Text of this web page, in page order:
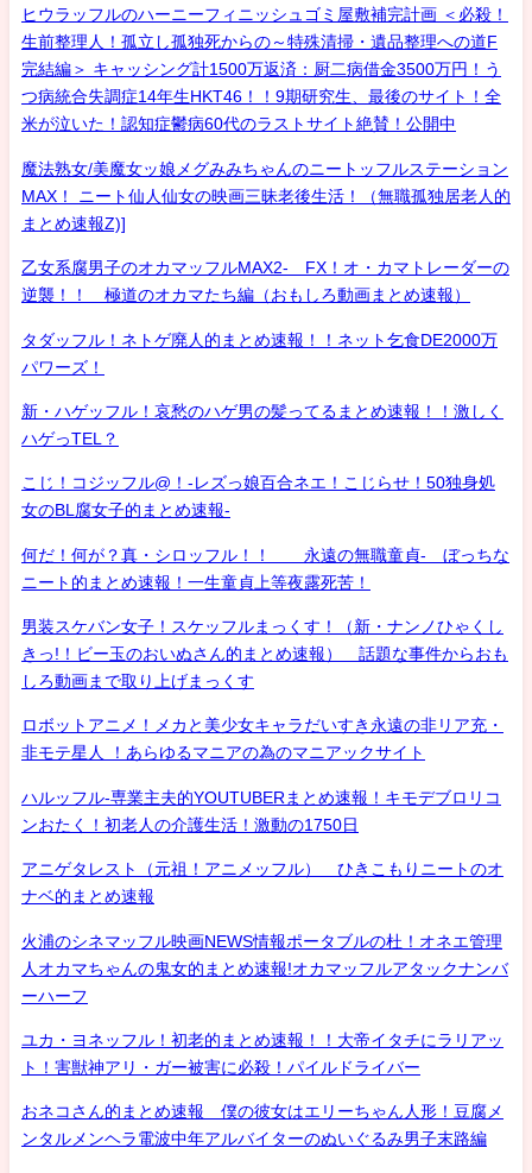
ヒウラッフルのハーニーフィニッシュゴミ屋敷補完計画 ＜必殺！
生前整理人！孤立し孤独死からの～特殊清掃・遺品整理への道F
完結編＞ キャッシング計1500万返済：厨二病借金3500万円！う
つ病統合失調症14年生HKT46！！9期研究生、最後のサイト！全
米が泣いた！認知症鬱病60代のラストサイト絶賛！公開中
魔法熟女/美魔女ッ娘メグみみちゃんのニートッフルステーション
MAX！ ニート仙人仙女の映画三昧老後生活！（無職孤独居老人的
まとめ速報Z)]
乙女系腐男子のオカマッフルMAX2- FX！オ・カマトレーダーの
逆襲！！ 極道のオカマたち編（おもしろ動画まとめ速報）
タダッフル！ネトゲ廃人的まとめ速報！！ネット乞食DE2000万
パワーズ！
新・ハゲッフル！哀愁のハゲ男の髪ってるまとめ速報！！激しく
ハゲっTEL？
こじ！コジッフル@！-レズっ娘百合ネエ！こじらせ！50独身処
女のBL腐女子的まとめ速報-
何だ！何が？真・シロッフル！！ 永遠の無職童貞- ぼっちな
ニート的まとめ速報！一生童貞上等夜露死苦！
男装スケバン女子！スケッフルまっくす！（新・ナンノひゃくし
きっ!！ビー玉のおいぬさん的まとめ速報） 話題な事件からおも
しろ動画まで取り上げまっくす
ロボットアニメ！メカと美少女キャラだいすき永遠の非リア充・
非モテ星人 ！あらゆるマニアの為のマニアックサイト
ハルッフル-専業主夫的YOUTUBERまとめ速報！キモデブロリコ
ンおたく！初老人の介護生活！激動の1750日
アニゲタレスト（元祖！アニメッフル） ひきこもりニートのオ
ナベ的まとめ速報
火浦のシネマッフル映画NEWS情報ポータブルの杜！オネエ管理
人オカマちゃんの鬼女的まとめ速報!オカマッフルアタックナンバ
ーハーフ
ユカ・ヨネッフル！初老的まとめ速報！！大帝イタチにラリアッ
ト！害獣神アリ・ガー被害に必殺！パイルドライバー
おネコさん的まとめ速報 僕の彼女はエリーちゃん人形！豆腐メ
ンタルメンヘラ電波中年アルバイターのぬいぐるみ男子末路編